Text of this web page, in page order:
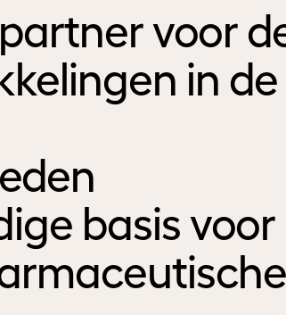
voor
in de
basis voor